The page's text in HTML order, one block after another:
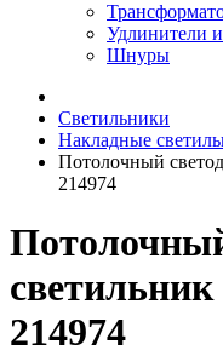
Удлинители
Шнуры
Светильники
Накладные
Потолочный
214974
214974